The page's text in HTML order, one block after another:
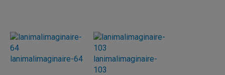
lanimalimaginaire-64
lanimalimaginaire-
103